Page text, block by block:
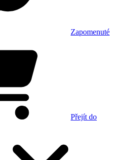
Zapomenuté
Přejít do